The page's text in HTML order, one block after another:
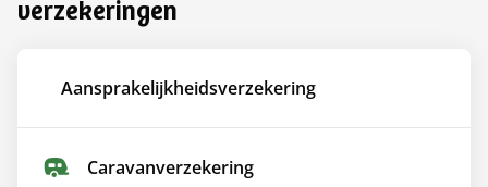
verzekeringen
Aansprakelijkheids­verzekering
Caravan­verzekering